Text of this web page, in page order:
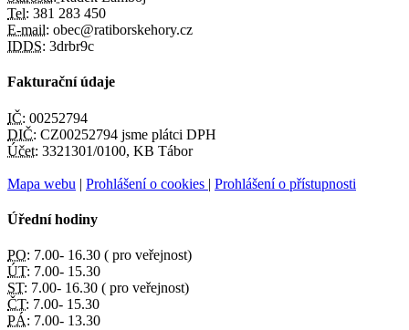
Tel: 381 283 450
E-mail: obec@ratiborskehory.cz
IDDS: 3drbr9c
Fakturační údaje
IČ: 00252794
DIČ: CZ00252794 jsme plátci DPH
Účet: 3321301/0100, KB Tábor
Mapa webu | Prohlášení o cookies | Prohlášení o přístupnosti
Úřední hodiny
PO: 7.00- 16.30 ( pro veřejnost)
ÚT: 7.00- 15.30
ST: 7.00- 16.30 ( pro veřejnost)
ČT: 7.00- 15.30
PÁ: 7.00- 13.30